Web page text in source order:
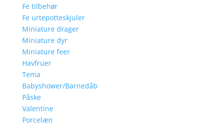
Fe tilbehør
Fe urtepotteskjuler
Miniature drager
Miniature dyr
Miniature feer
Havfruer
Tema
Babyshower/Barnedåb
Påske
Valentine
Porcelæn